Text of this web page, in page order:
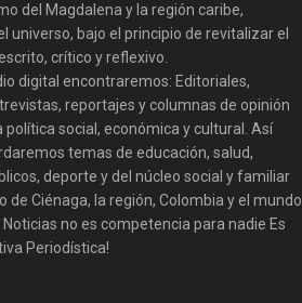
del Magdalena y la región caribe,
universo, bajo el principio de revitalizar el
crítico y reflexivo.
digital encontraremos: Editoriales,
reportajes y columnas de opinión
política social, económica y cultural. Así
temas de educación, salud,
deporte y del núcleo social y familiar
de Ciénaga, la región, Colombia y el mundo.
Noticias no es competencia para nadie Es
Periodística!